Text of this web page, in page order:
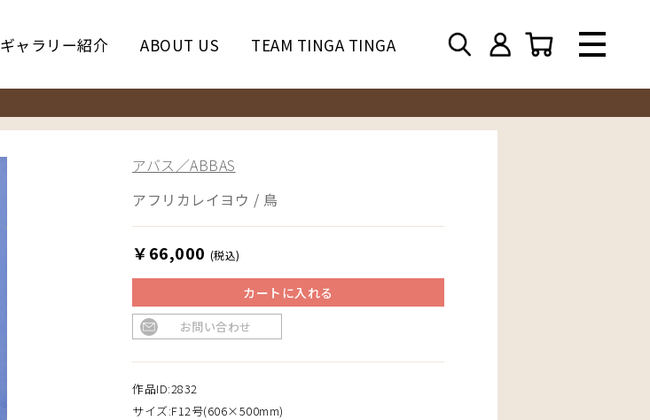
ギャラリー紹介 ABOUT US TEAM TINGA TINGA
アバス／ABBAS
アフリカレイヨウ / 鳥
￥66,000 (税込)
カートに入れる
お問い合わせ
作品ID:2832
サイズ:F12号(606×500mm)